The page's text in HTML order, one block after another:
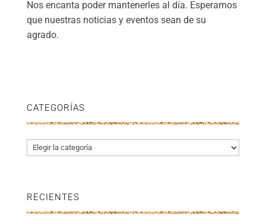
Nos encanta poder mantenerles al día. Esperamos
que nuestras noticias y eventos sean de su
agrado.
CATEGORÍAS
Categorías
RECIENTES